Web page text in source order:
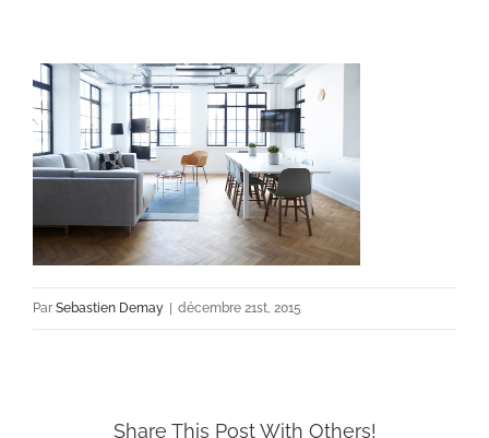
Par Sebastien Demay | décembre 21st, 2015
Share This Post With Others!